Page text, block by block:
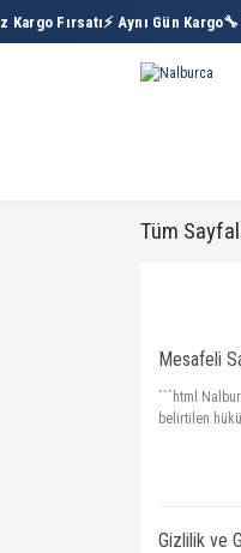
Fırsatı⚡ Aynı Gün Kargo🔧
Tüm
Mesafeli
```html
belirtilen
Gizlilik ve